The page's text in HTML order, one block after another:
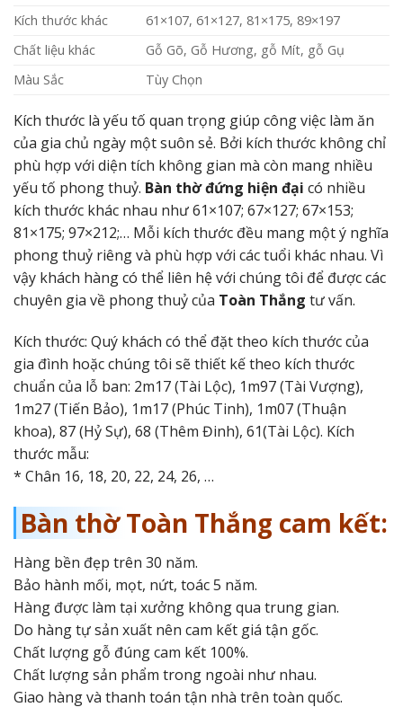
Kích thước khác
61×107, 61×127, 81×175, 89×197
Chất liệu khác
Gỗ Gõ, Gỗ Hương, gỗ Mít, gỗ Gụ
Màu Sắc
Tùy Chọn
Kích thước là yếu tố quan trọng giúp công việc làm ăn
của gia chủ ngày một suôn sẻ. Bởi kích thước không chỉ
phù hợp với diện tích không gian mà còn mang nhiều
yếu tố phong thuỷ. Bàn thờ đứng hiện đại có nhiều
kích thước khác nhau như 61×107; 67×127; 67×153;
81×175; 97×212;… Mỗi kích thước đều mang một ý nghĩa
phong thuỷ riêng và phù hợp với các tuổi khác nhau. Vì
vậy khách hàng có thể liên hệ với chúng tôi để được các
chuyên gia về phong thuỷ của Toàn Thắng tư vấn.
Kích thước: Quý khách có thể đặt theo kích thước của
gia đình hoặc chúng tôi sẽ thiết kế theo kích thước
chuẩn của lỗ ban: 2m17 (Tài Lộc), 1m97 (Tài Vượng),
1m27 (Tiến Bảo), 1m17 (Phúc Tinh), 1m07 (Thuận
khoa), 87 (Hỷ Sự), 68 (Thêm Đinh), 61(Tài Lộc). Kích
thước mẫu:
* Chân 16, 18, 20, 22, 24, 26, …
Bàn thờ Toàn Thắng cam kết:
Hàng bền đẹp trên 30 năm.
Bảo hành mối, mọt, nứt, toác 5 năm.
Hàng được làm tại xưởng không qua trung gian.
Do hàng tự sản xuất nên cam kết giá tận gốc.
Chất lượng gỗ đúng cam kết 100%.
Chất lượng sản phẩm trong ngoài như nhau.
Giao hàng và thanh toán tận nhà trên toàn quốc.